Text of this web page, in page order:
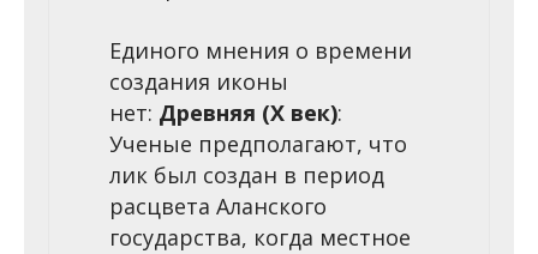
Единого мнения о времени
создания иконы
нет: Древняя (X век):
Ученые предполагают, что
лик был создан в период
расцвета Аланского
государства, когда местное